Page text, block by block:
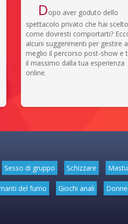
Dopo aver goduto dello
spettacolo privato che hai
come dovresti comportarti?
alcuni suggerimenti per gestire
meglio il percorso post-show e
il massimo dalla tua esperienza
online.
Sesso di gruppo Schizzare
del fumo Giochi anali